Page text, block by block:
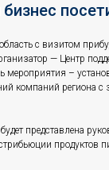
с визитом
— Центр
мероприятия –
компаний региона с
представлена
продуктов